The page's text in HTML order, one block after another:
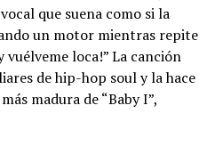
que suena como si la
un motor mientras repite
vuélveme loca!” La canción
de hip-hop soul y la hace
madura de “Baby I”,